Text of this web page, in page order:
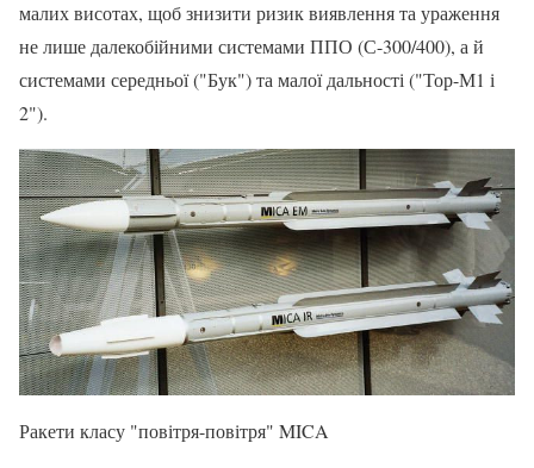
малих висотах, щоб знизити ризик виявлення та ураження
не лише далекобійними системами ППО (С-300/400), а й
системами середньої ("Бук") та малої дальності ("Тор-М1 і
2").
Ракети класу "повітря-повітря" MICA